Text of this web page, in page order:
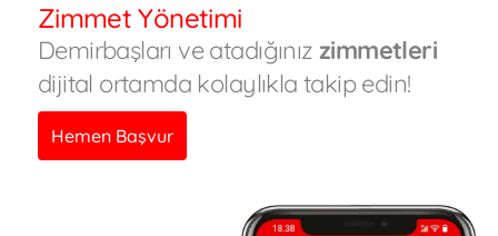
Zimmet Yönetimi
Demirbaşları ve atadığınız zimmetleri
dijital ortamda kolaylıkla takip edin!
Hemen Başvur